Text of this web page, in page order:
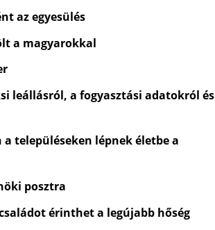
az egyesülés
a magyarokkal
leállásról, a fogyasztási adatokról és
településeken lépnek életbe a
posztra
érinthet a legújabb hőség